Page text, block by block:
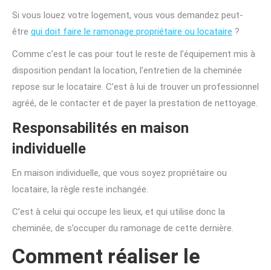
Si vous louez votre logement, vous vous demandez peut-
être qui doit faire le ramonage propriétaire ou locataire ?
Comme c’est le cas pour tout le reste de l’équipement mis à
disposition pendant la location, l’entretien de la cheminée
repose sur le locataire. C’est à lui de trouver un professionnel
agréé, de le contacter et de payer la prestation de nettoyage.
Responsabilités en maison
individuelle
En maison individuelle, que vous soyez propriétaire ou
locataire, la règle reste inchangée.
C’est à celui qui occupe les lieux, et qui utilise donc la
cheminée, de s’occuper du ramonage de cette dernière.
Comment réaliser le